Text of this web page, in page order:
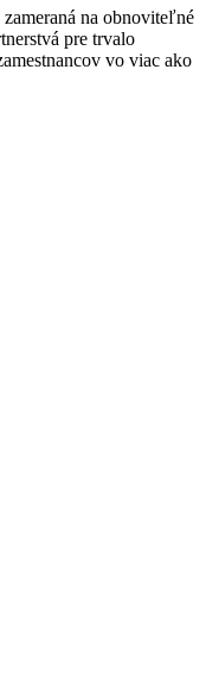
na obnoviteľné
pre trvalo
vo viac ako